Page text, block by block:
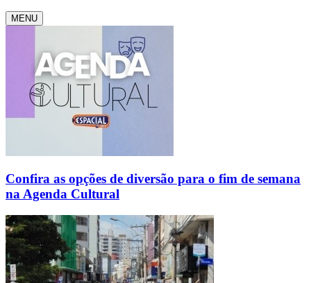
MENU
Confira as opções de diversão para o fim de semana
na Agenda Cultural